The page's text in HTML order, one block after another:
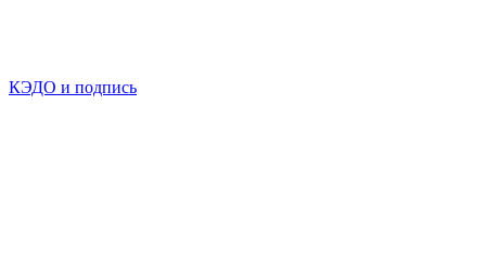
КЭДО и подпись